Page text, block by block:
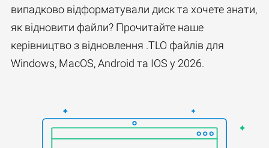
випадково відформатували диск та хочете знати,
як відновити файли? Прочитайте наше
керівництво з відновлення .TLO файлів для
Windows, MacOS, Android та IOS у 2026.